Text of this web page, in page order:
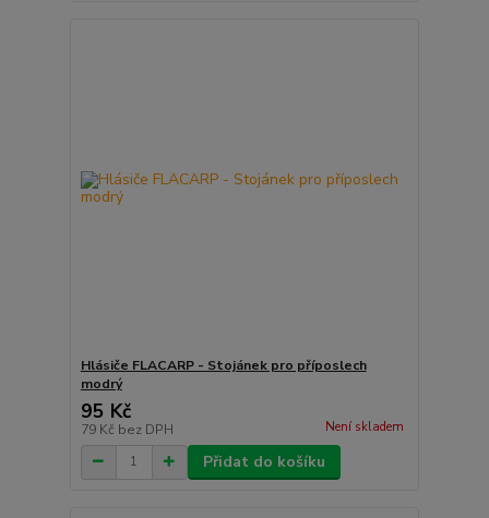
Hlásiče FLACARP - Stojánek pro příposlech
modrý
95 Kč
79 Kč bez DPH Není skladem
Přidat do košíku